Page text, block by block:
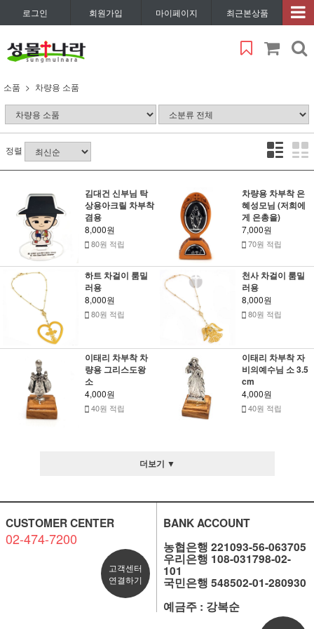
로그인 회원가입 마이페이지 최근본상품
소품 차량용 소품
정렬
김대건 신부님 탁
상용아크릴 차부착
겸용
8,000원
80원 적립
차량용 차부착 은
혜성모님 (저희에
게 은총을)
7,000원
70원 적립
하트 차걸이 룸밀
러용
8,000원
80원 적립
천사 차걸이 룸밀
러용
8,000원
80원 적립
이태리 차부착 차
량용 그리스도왕
소
4,000원
40원 적립
이태리 차부착 자
비의예수님 소 3.5
cm
4,000원
40원 적립
더보기 ▼
CUSTOMER CENTER
02-474-7200
고객센터
연결하기
BANK ACCOUNT
농협은행 221093-56-063705
우리은행 108-031798-02-
101
국민은행 548502-01-280930
예금주 : 강복순